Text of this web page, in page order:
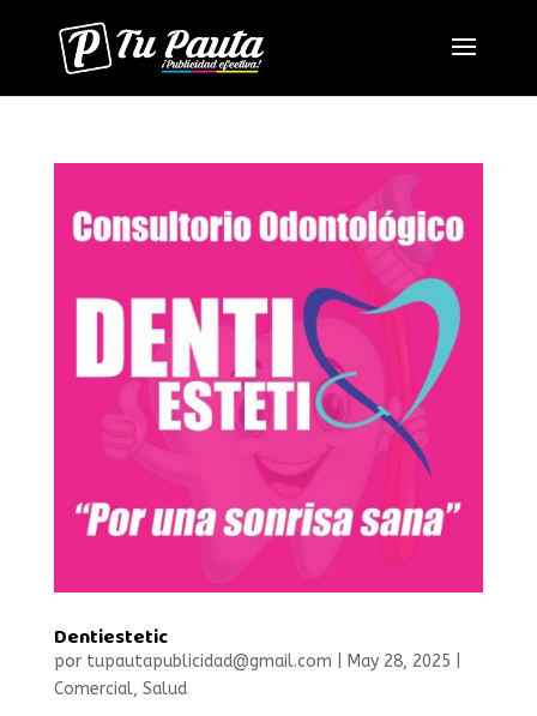
Dentiestetic
por tupautapublicidad@gmail.com May 28, 2025
Comercial, Salud